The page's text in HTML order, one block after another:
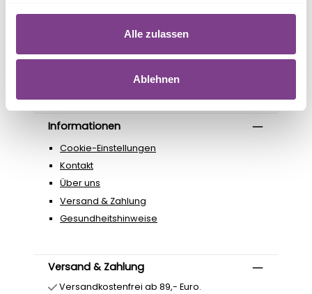
Alle zulassen
Ablehnen
AGB
Vertrag widerrufen
Informationen
Cookie-Einstellungen
Kontakt
Über uns
Versand & Zahlung
Gesundheitshinweise
Versand & Zahlung
Versandkostenfrei ab 89,- Euro.